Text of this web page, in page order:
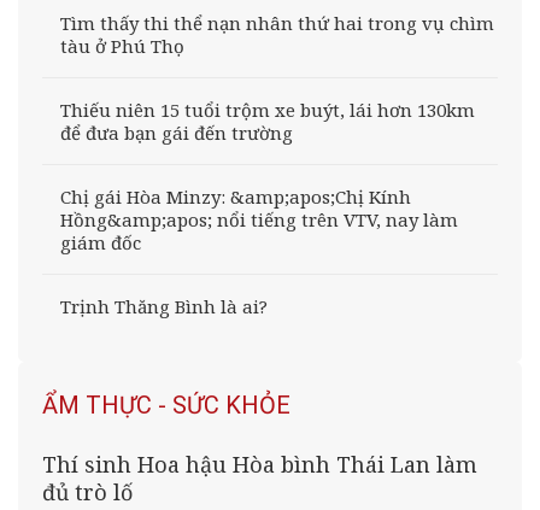
Tìm thấy thi thể nạn nhân thứ hai trong vụ chìm
tàu ở Phú Thọ
Thiếu niên 15 tuổi trộm xe buýt, lái hơn 130km
để đưa bạn gái đến trường
Chị gái Hòa Minzy: &amp;apos;Chị Kính
Hồng&amp;apos; nổi tiếng trên VTV, nay làm
giám đốc
Trịnh Thăng Bình là ai?
ẨM THỰC - SỨC KHỎE
Thí sinh Hoa hậu Hòa bình Thái Lan làm
đủ trò lố